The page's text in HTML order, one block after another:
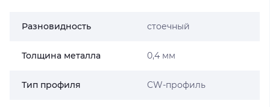
Разновидность стоечный
Толщина металла 0,4 мм
Тип профиля CW-профиль